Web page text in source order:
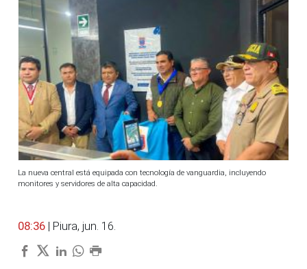
La nueva central está equipada con tecnología de vanguardia, incluyendo
monitores y servidores de alta capacidad.
08:36 | Piura, jun. 16.